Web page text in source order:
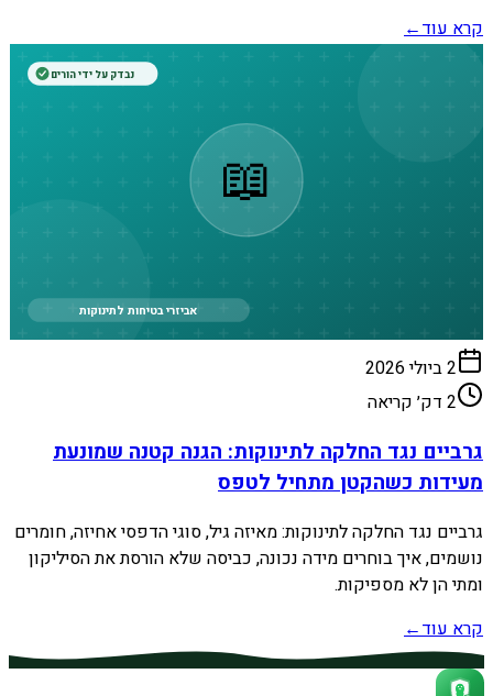
קרא עוד←
📖
אביזרי בטיחות לתינוקות
נבדק על ידי הורים
2 ביולי 2026
2 דק׳ קריאה
גרביים נגד החלקה לתינוקות: הגנה קטנה שמונעת
מעידות כשהקטן מתחיל לטפס
גרביים נגד החלקה לתינוקות: מאיזה גיל, סוגי הדפסי אחיזה, חומרים
נושמים, איך בוחרים מידה נכונה, כביסה שלא הורסת את הסיליקון
ומתי הן לא מספיקות.
קרא עוד←